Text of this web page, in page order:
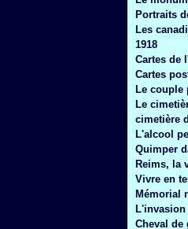
Portraits
Les
1918
Cartes de
Cartes
Le couple
Le
cimetière
L'alcool
Quimper
Reims, la
Vivre en
Mémorial
L'invasion
Cheval de